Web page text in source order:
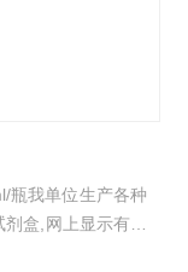
瓶我单位生产各种
盒,网上显示有限